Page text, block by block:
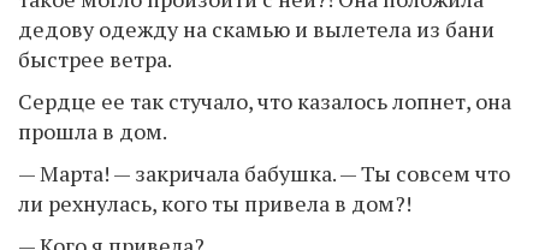
дедову одежду на скамью и вылетела из бани
быстрее ветра.
Сердце ее так стучало, что казалось лопнет, она
прошла в дом.
— Марта! — закричала бабушка. — Ты совсем что
ли рехнулась, кого ты привела в дом?!